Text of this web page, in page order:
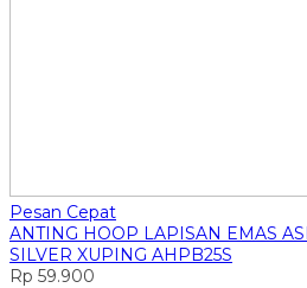
Pesan Cepat
ANTING HOOP LAPISAN EMAS
SILVER XUPING AHPB25S
Rp 59.900